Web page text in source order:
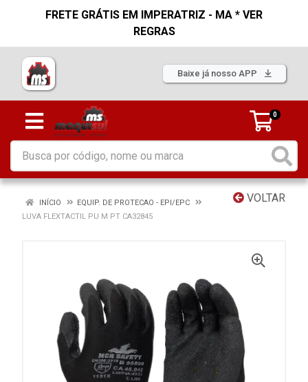
FRETE GRÁTIS EM IMPERATRIZ - MA * VER
REGRAS
Baixe já nosso APP
0
VOLTAR
INÍCIO
EQUIP. DE PROTECAO - EPI/EPC
LUVA FLEXTACTIL PU M PT CA32845